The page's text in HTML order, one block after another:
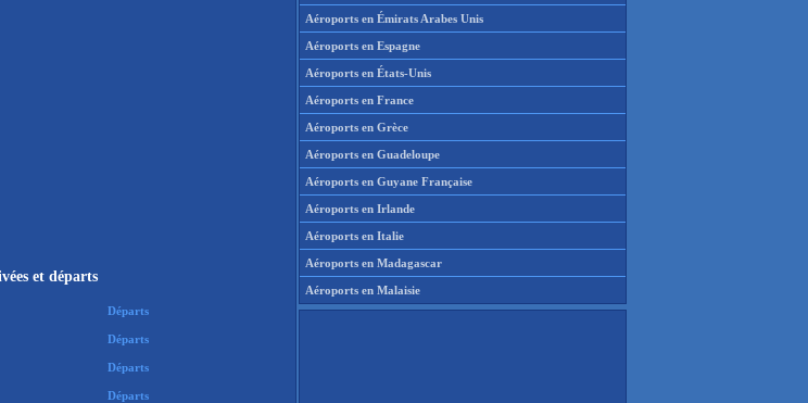
et départs
Départs
Départs
Départs
Départs
Aéroports en Émirats Arabes Unis
Aéroports en Espagne
Aéroports en États-Unis
Aéroports en France
Aéroports en Grèce
Aéroports en Guadeloupe
Aéroports en Guyane Française
Aéroports en Irlande
Aéroports en Italie
Aéroports en Madagascar
Aéroports en Malaisie